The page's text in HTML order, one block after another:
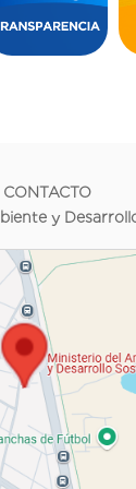
CONTACTO
y